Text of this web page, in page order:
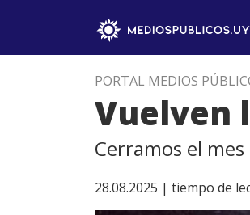
PORTAL MEDIOS
Vuelven
Cerramos el
28.08.2025 | tiempo de